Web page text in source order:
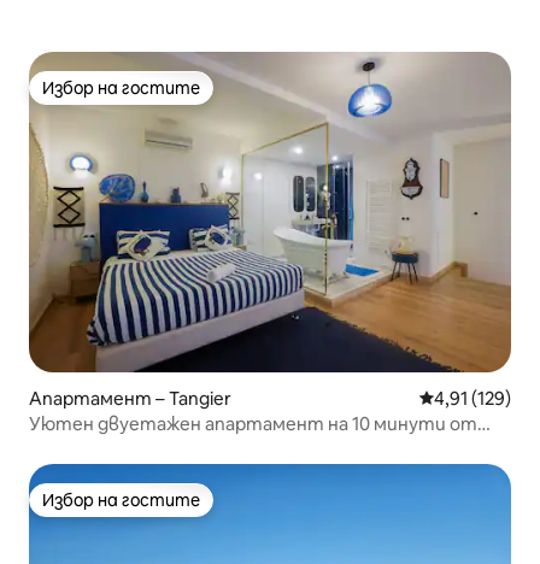
Избор на гостите
Избор на гостите
Апартамент – Tangier Средна
4,91 (129)
Уютен двуетажен апартамент на 10 минути от
Избор на гостите
Избор на гостите